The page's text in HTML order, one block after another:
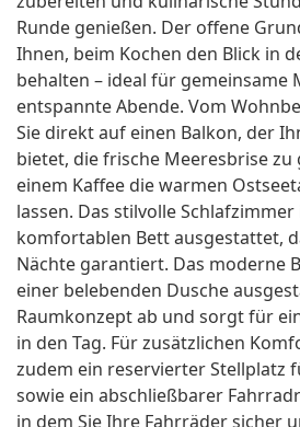
Runde genießen. Der offene
Ihnen, beim Kochen den Blick in
behalten – ideal für gemeinsame
entspannte Abende. Vom
Sie direkt auf einen Balkon, der
bietet, die frische Meeresbrise zu
einem Kaffee die warmen
lassen. Das stilvolle
komfortablen Bett ausgestattet,
Nächte garantiert. Das moderne
einer belebenden Dusche
Raumkonzept ab und sorgt für
in den Tag. Für zusätzlichen
zudem ein reservierter Stellplatz
sowie ein abschließbarer
in dem Sie Ihre Fahrräder sicher